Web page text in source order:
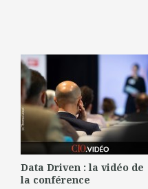
Data Driven : la vidéo de
la conférence